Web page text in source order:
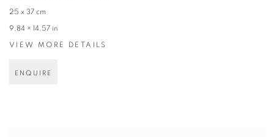
25 x 37 cm
9,84 × 14,57 in
VIEW MORE DETAILS
ENQUIRE